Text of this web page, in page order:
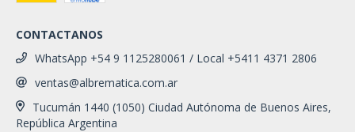
CONTACTANOS
WhatsApp +54 9 1125280061 / Local +5411 4371 2806
ventas@albrematica.com.ar
Tucumán 1440 (1050) Ciudad Autónoma de Buenos Aires,
República Argentina